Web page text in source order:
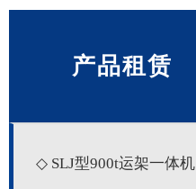
产品租赁
◇ SLJ型900t运架一体机